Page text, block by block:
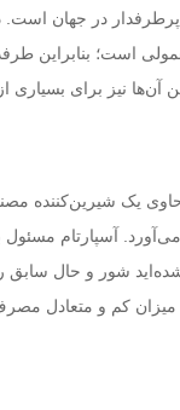
در جهان است.
است؛ بنابراین
آن‌ها نیز برای
حاوی یک شیرین‌کننده
می‌آورد. آسپارتام
شور و حال سابق
کم و متعادل